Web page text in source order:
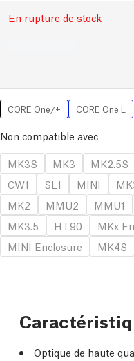
En rupture de stock
CORE One/+ CORE One L
Non compatible avec
MK3S
MK3 MK2.5S
CW1
SL1 MINI
MK2
MMU2 MMU1
MK3.5
HT90 MKx
MINI Enclosure
MK4S
Optique de haute